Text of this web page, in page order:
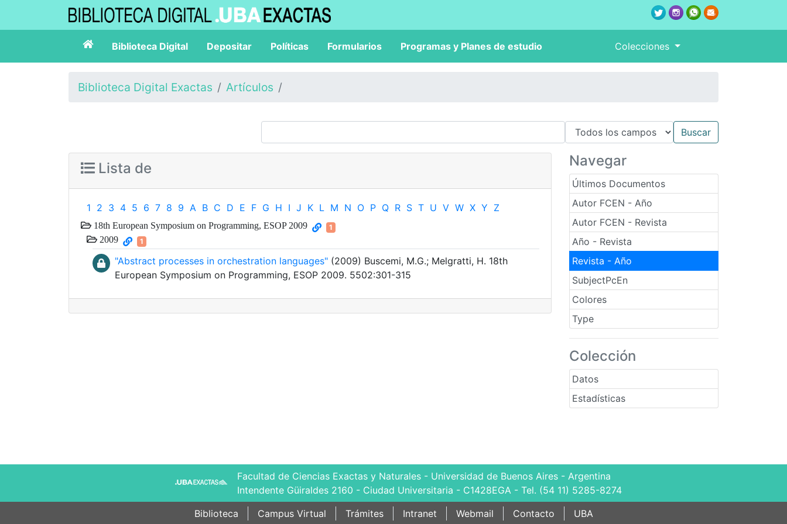
Biblioteca Digital Depositar Políticas Formularios Programas y Planes de estudio Colecciones
Biblioteca Digital Exactas Artículos
Navegar
Últimos Documentos
Autor FCEN - Año
Autor FCEN - Revista
Año - Revista
Revista - Año
SubjectPcEn
Colores
Type
Colección
Datos
Estadísticas
Lista de
1 2 3 4 5 6 7 8 9 A B C D E F G H I J K L M N O P Q R S T U V W X Y Z
18th European Symposium on Programming, ESOP 2009 1
2009 1
"Abstract processes in orchestration languages" (2009) Buscemi, M.G.; Melgratti, H. 18th
European Symposium on Programming, ESOP 2009. 5502:301-315
Facultad de Ciencias Exactas y Naturales - Universidad de Buenos Aires - Argentina
Intendente Güiraldes 2160 - Ciudad Universitaria - C1428EGA - Tel. (54 11) 5285-8274
Biblioteca
Campus Virtual Trámites Intranet Webmail Contacto UBA